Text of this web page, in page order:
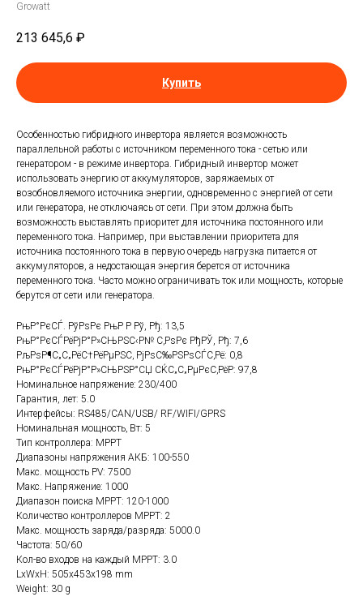
Growatt
213 645,6 ₽
Купить
Особенностью гибридного инвертора является возможность
параллельной работы с источником переменного тока - сетью или
генератором - в режиме инвертора. Гибридный инвертор может
использовать энергию от аккумуляторов, заряжаемых от
возобновляемого источника энергии, одновременно с энергией от сети
или генератора, не отключаясь от сети. При этом должна быть
возможность выставлять приоритет для источника постоянного или
переменного тока. Например, при выставлении приоритета для
источника постоянного тока в первую очередь нагрузка питается от
аккумуляторов, а недостающая энергия берется от источника
переменного тока. Часто можно ограничивать ток или мощность, которые
берутся от сети или генератора.
РњР°РєСЃ. РўРѕРє РњР Р Рў, Рђ: 13,5
РњР°РєСЃРёРјР°Р»СЊРЅС‹Р№ С‚РѕРє РђРЎ, Рђ: 7,6
РљРѕР¶С„С„РёС†РёРµРЅС‚ РјРѕС‰РЅРѕСЃС‚Рё: 0,8
РњР°РєСЃРёРјР°Р»СЊРЅР°СЏ СЌС„С„РµРєС‚РёР: 97,8
Номинальное напряжение: 230/400
Гарантия, лет: 5.0
Интерфейсы: RS485/CAN/USB/ RF/WIFI/GPRS
Номинальная мощность‚ Вт: 5
Тип контроллера: MPPT
Диапазоны напряжения АКБ: 100-550
Макс. мощность PV: 7500
Макс. Напряжение: 1000
Диапазон поиска MPPT: 120-1000
Количество контроллеров MPPT: 2
Макс. мощность заряда/разряда: 5000.0
Частота: 50/60
Кол-во входов на каждый MPPT: 3.0
LxWxH: 505x453x198 mm
Weight: 30 g